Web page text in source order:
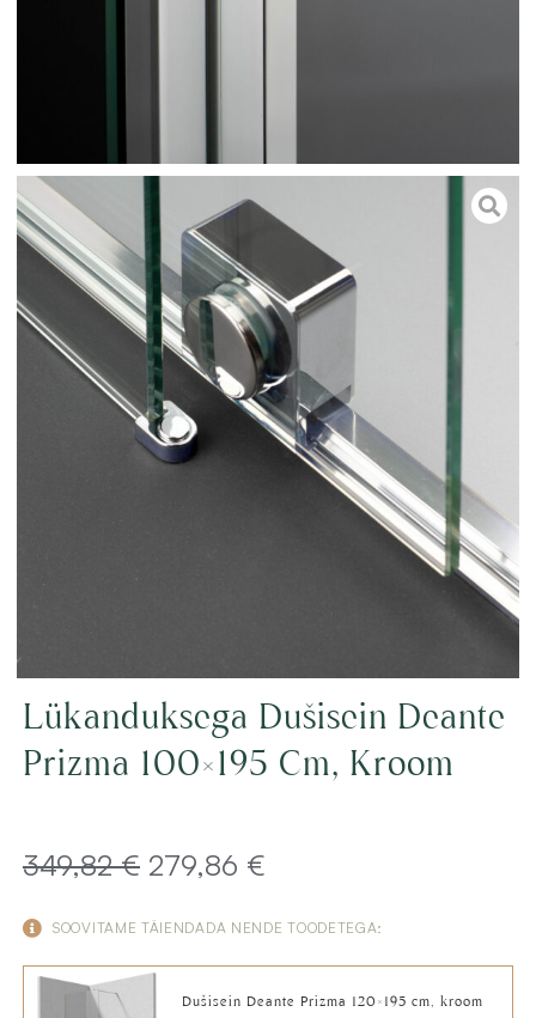
Lükanduksega Dušisein Deante
Prizma 100×195 Cm, Kroom
349,82€ Algne
hind
oli:
279,86 €
price
is:
SOOVITAME TÄIENDADA NENDE TOODETEGA:
Dušisein Deante Prizma 120×195 cm, kroom